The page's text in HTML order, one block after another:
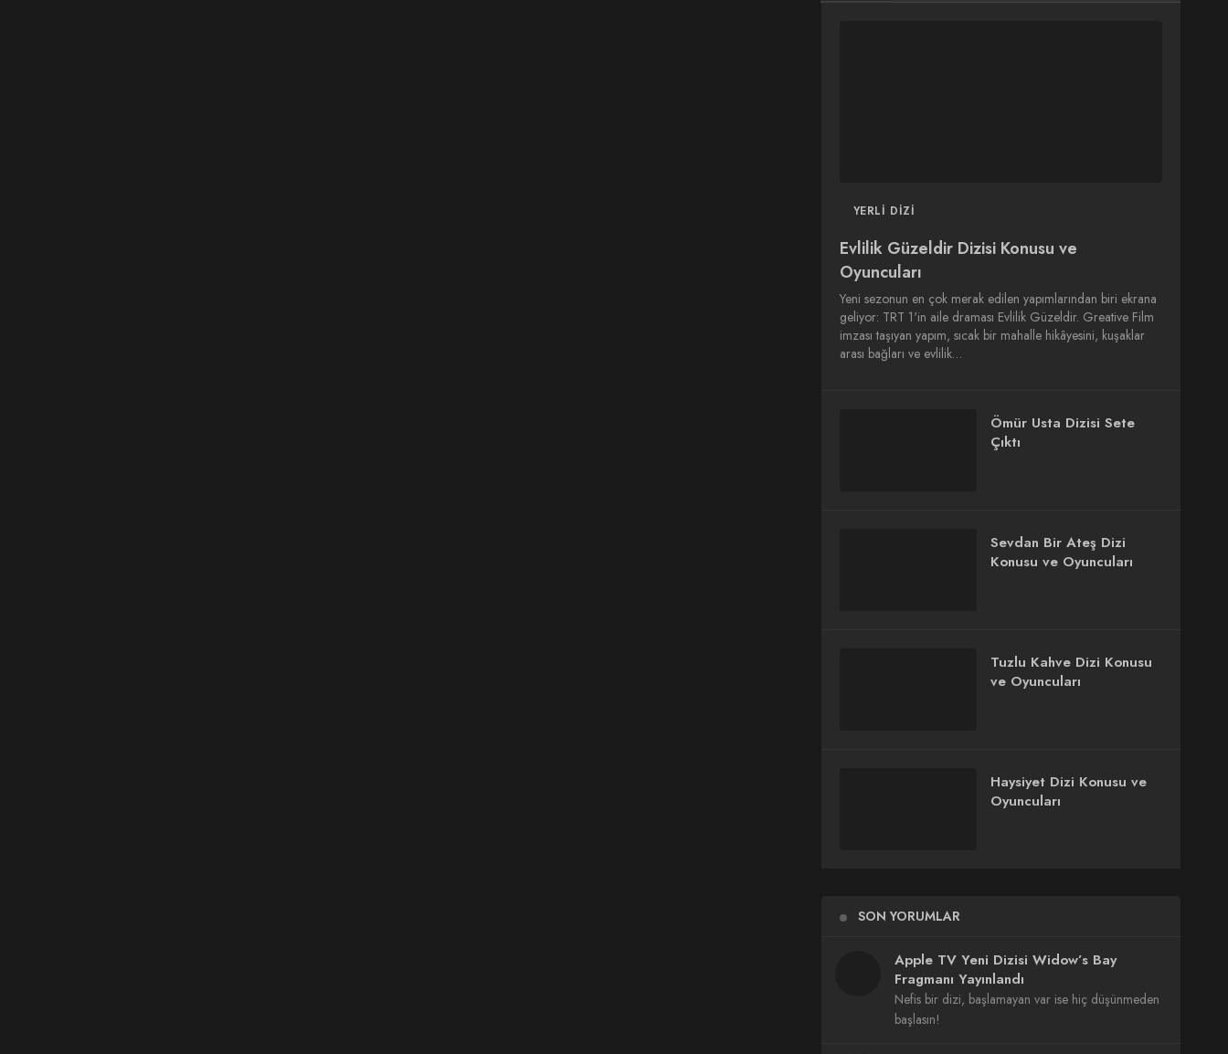
YERLI DIZI
Evlilik Güzeldir Dizisi Konusu ve
Oyuncuları
Yeni sezonun en çok merak edilen yapımlarından biri ekrana
geliyor: TRT 1'in aile draması Evlilik Güzeldir. Greative Film
imzası taşıyan yapım, sıcak bir mahalle hikâyesini, kuşaklar
arası bağları ve evlilik…
Ömür Usta Dizisi Sete
Çıktı
Sevdan Bir Ateş Dizi
Konusu ve Oyuncuları
Tuzlu Kahve Dizi Konusu
ve Oyuncuları
Haysiyet Dizi Konusu ve
Oyuncuları
SON YORUMLAR
Apple TV Yeni Dizisi Widow’s Bay
Fragmanı Yayınlandı
Nefis bir dizi, başlamayan var ise hiç düşünmeden
başlasın!